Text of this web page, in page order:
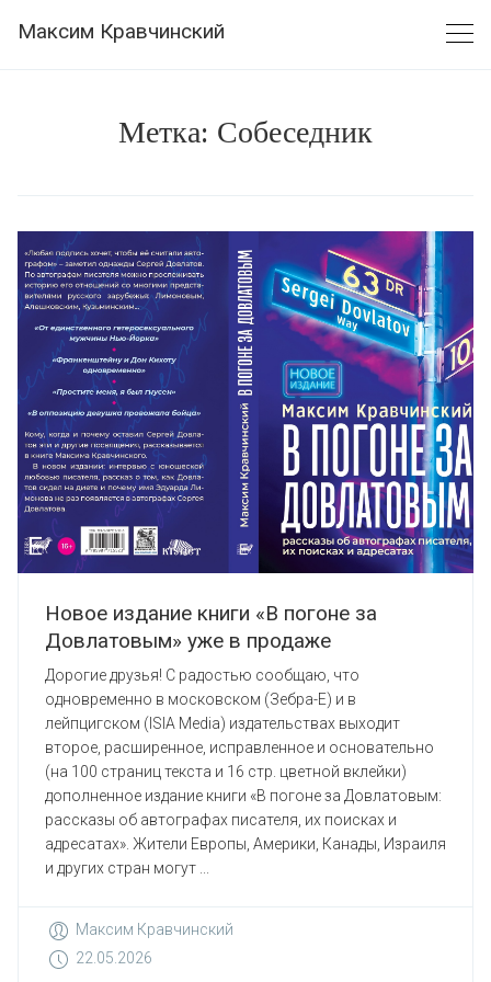
Максим Кравчинский
Метка: Собеседник
Новое издание книги «В погоне за
Довлатовым» уже в продаже
Дорогие друзья! С радостью сообщаю, что
одновременно в московском (Зебра-Е) и в
лейпцигском (ISIA Media) издательствах выходит
второе, расширенное, исправленное и основательно
(на 100 страниц текста и 16 стр. цветной вклейки)
дополненное издание книги «В погоне за Довлатовым:
рассказы об автографах писателя, их поисках и
адресатах». Жители Европы, Америки, Канады, Израиля
и других стран могут ...
Максим Кравчинский
22.05.2026